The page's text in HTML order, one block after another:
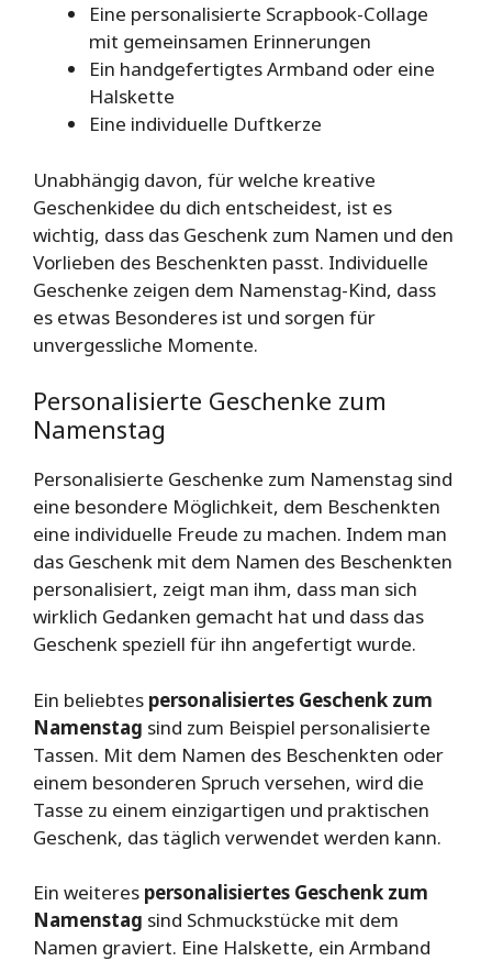
Eine personalisierte Scrapbook-Collage
mit gemeinsamen Erinnerungen
Ein handgefertigtes Armband oder eine
Halskette
Eine individuelle Duftkerze
Unabhängig davon, für welche kreative
Geschenkidee du dich entscheidest, ist es
wichtig, dass das Geschenk zum Namen und den
Vorlieben des Beschenkten passt. Individuelle
Geschenke zeigen dem Namenstag-Kind, dass
es etwas Besonderes ist und sorgen für
unvergessliche Momente.
Personalisierte Geschenke zum
Namenstag
Personalisierte Geschenke zum Namenstag sind
eine besondere Möglichkeit, dem Beschenkten
eine individuelle Freude zu machen. Indem man
das Geschenk mit dem Namen des Beschenkten
personalisiert, zeigt man ihm, dass man sich
wirklich Gedanken gemacht hat und dass das
Geschenk speziell für ihn angefertigt wurde.
Ein beliebtes personalisiertes Geschenk zum
Namenstag sind zum Beispiel personalisierte
Tassen. Mit dem Namen des Beschenkten oder
einem besonderen Spruch versehen, wird die
Tasse zu einem einzigartigen und praktischen
Geschenk, das täglich verwendet werden kann.
Ein weiteres personalisiertes Geschenk zum
Namenstag sind Schmuckstücke mit dem
Namen graviert. Eine Halskette, ein Armband